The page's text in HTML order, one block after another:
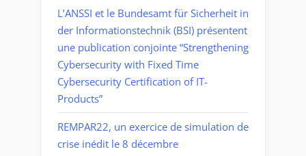
L’ANSSI et le Bundesamt für Sicherheit in
der Informationstechnik (BSI) présentent
une publication conjointe “Strengthening
Cybersecurity with Fixed Time
Cybersecurity Certification of IT-
Products”
REMPAR22, un exercice de simulation de
crise inédit le 8 décembre